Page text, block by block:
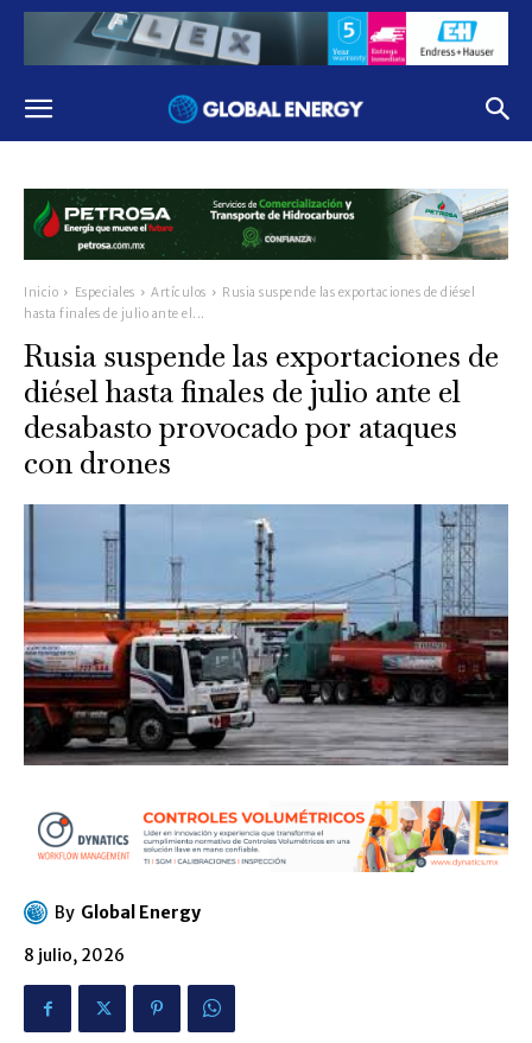
Inicio Especiales Artículos
Rusia suspende las exportaciones de diésel
hasta finales de julio ante el...
Rusia suspende las exportaciones de
diésel hasta finales de julio ante el
desabasto provocado por ataques
con drones
By Global Energy
8 julio, 2026